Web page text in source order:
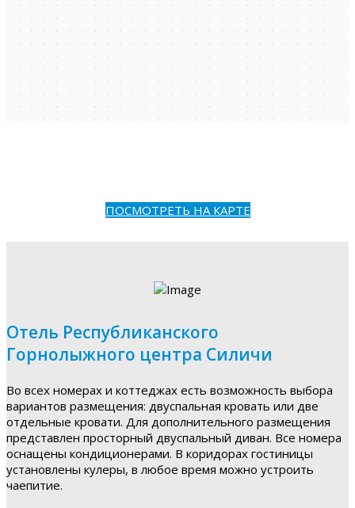
ПОСМОТРЕТЬ НА КАРТЕ
Отель Республиканского
Горнолыжного центра Силичи
Во всех номерах и коттеджах есть возможность выбора
вариантов размещения: двуспальная кровать или две
отдельные кровати. Для дополнительного размещения
представлен просторный двуспальный диван. Все номера
оснащены кондиционерами. В коридорах гостиницы
установлены кулеры, в любое время можно устроить
чаепитие.